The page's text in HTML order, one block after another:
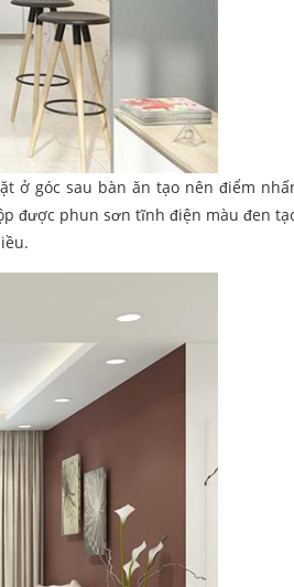
ở góc sau bàn ăn tạo nên điểm
được phun sơn tĩnh điện màu đen